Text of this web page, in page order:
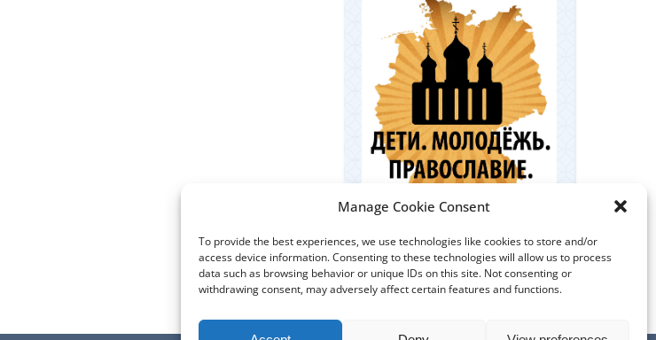
Manage Cookie Consent
To provide the best experiences, we use technologies like cookies to store and/or
access device information. Consenting to these technologies will allow us to process
data such as browsing behavior or unique IDs on this site. Not consenting or
withdrawing consent, may adversely affect certain features and functions.
Координационный центр по
работе с православной
молодёжью в Германии